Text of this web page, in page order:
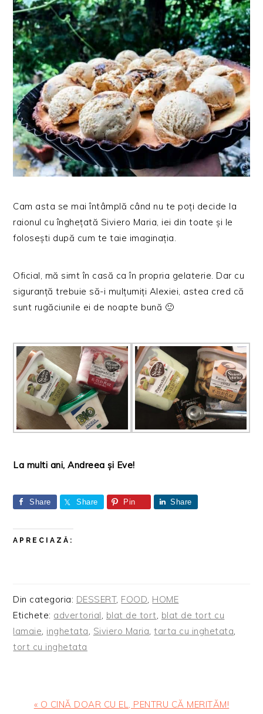
Cam asta se mai întâmplă când nu te poți decide la
raionul cu înghețată Siviero Maria, iei din toate și le
folosești după cum te taie imaginația.
Oficial, mă simt în casă ca în propria gelaterie. Dar cu
siguranță trebuie să-i mulțumiți Alexiei, astea cred că
sunt rugăciunile ei de noapte bună 🙂
La multi ani, Andreea și Eve!
Share Share Pin Share
APRECIAZĂ:
Din categoria: DESSERT, FOOD, HOME
Etichete: advertorial, blat de tort, blat de tort cu
lamaie, inghetata, Siviero Maria,tarta cu inghetata,
tort cu inghetata
Articol
« O CINĂ DOAR CU EL, PENTRU CĂ MERITĂM!